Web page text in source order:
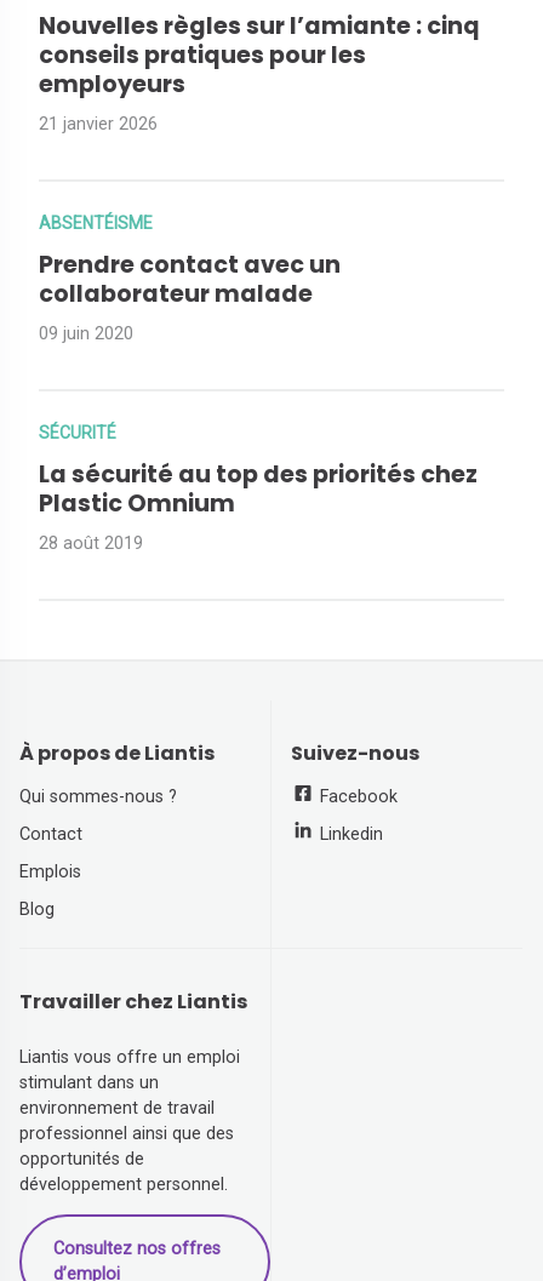
Nouvelles règles sur l’amiante : cinq
conseils pratiques pour les
employeurs
21 janvier 2026
ABSENTÉISME
Prendre contact avec un
collaborateur malade
09 juin 2020
SÉCURITÉ
La sécurité au top des priorités chez
Plastic Omnium
28 août 2019
À propos de Liantis
Qui sommes-nous ?
Contact
Emplois
Blog
Suivez-nous
Facebook
Linkedin
Travailler chez Liantis
Liantis vous offre un emploi
stimulant dans un
environnement de travail
professionnel ainsi que des
opportunités de
développement personnel.
Consultez nos offres
d’emploi